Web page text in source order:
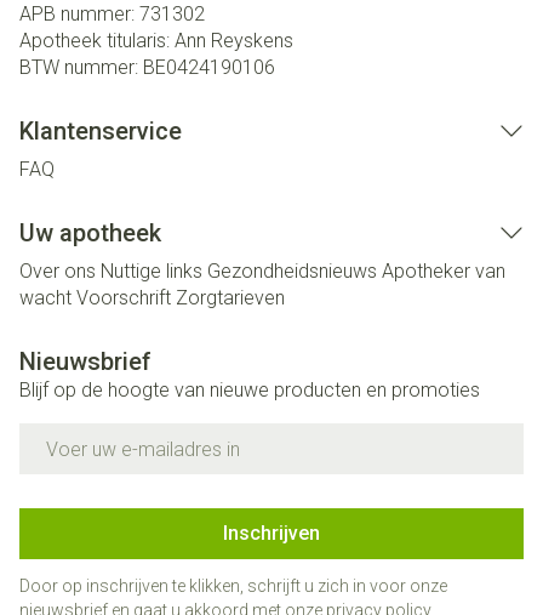
APB nummer: 731302
Apotheek titularis: Ann Reyskens
BTW nummer: BE0424190106
Klantenservice
FAQ
Uw apotheek
Over ons Nuttige links Gezondheidsnieuws Apotheker van
wacht Voorschrift Zorgtarieven
Nieuwsbrief
Blijf op de hoogte van nieuwe producten en promoties
Inschrijven
Door op inschrijven te klikken, schrijft u zich in voor onze
nieuwsbrief en gaat u akkoord met onze privacy policy.